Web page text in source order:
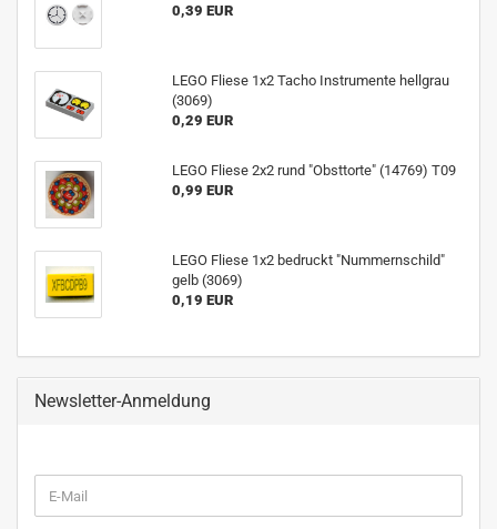
0,39 EUR
LEGO Fliese 1x2 Tacho Instrumente hellgrau
(3069)
0,29 EUR
LEGO Fliese 2x2 rund "Obsttorte" (14769) T09
0,99 EUR
LEGO Fliese 1x2 bedruckt "Nummernschild"
gelb (3069)
0,19 EUR
Newsletter-Anmeldung
ZUR
E-
Mail